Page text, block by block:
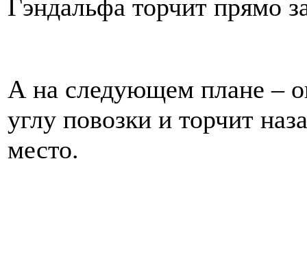
Гэндальфа торчит прямо
А на следующем плане –
углу повозки и торчит
место.